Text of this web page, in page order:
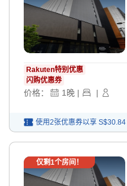
Rakuten特别优惠
闪购优惠券
价格： 1晚 | |
使用2张优惠券以享 S$30.84
仅剩1个房间！